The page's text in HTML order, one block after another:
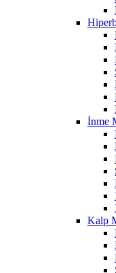
İnme
Kalp